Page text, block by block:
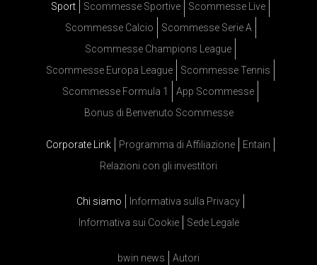
Sport Scommesse Sportive
Scommesse Live
Scommesse Calcio
Scommesse Serie A
Scommesse Champions League
Scommesse Europa League
Scommesse Tennis
Scommesse Formula 1
App Scommesse
Bonus di Benvenuto Scommesse
Corporate Link Programma di Affiliazione
Entain
Relazioni con gli investitori
Chi siamo
Informativa sulla Privacy
Informativa sui Cookie
Sede Legale
bwin news Autori